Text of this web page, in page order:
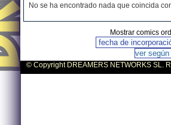
No se ha encontrado nada que coincida
Mostrar comics
© Copyright DREAMERS NETWORKS SL.